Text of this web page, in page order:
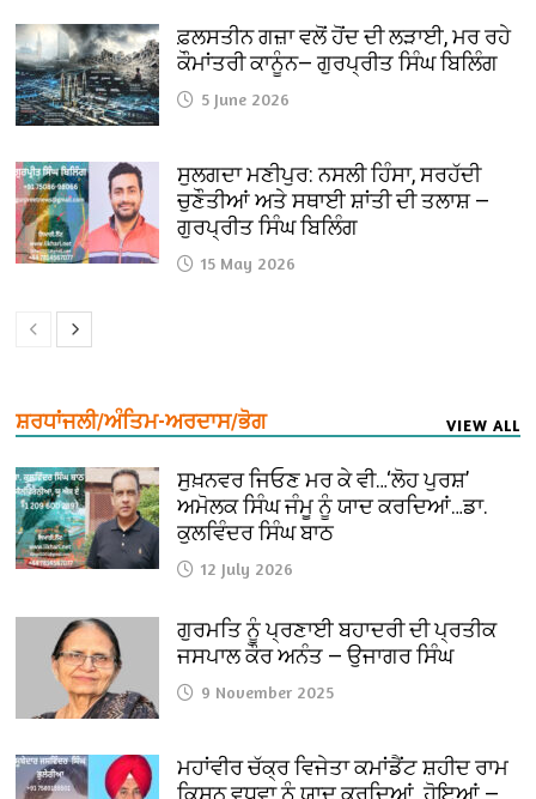
ਫ਼ਲਸਤੀਨ ਗਜ਼ਾ ਵਲੋਂ ਹੋਂਦ ਦੀ ਲੜਾਈ, ਮਰ ਰਹੇ
ਕੌਮਾਂਤਰੀ ਕਾਨੂੰਨ— ਗੁਰਪ੍ਰੀਤ ਸਿੰਘ ਬਿਲਿੰਗ
5 June 2026
ਸੁਲਗਦਾ ਮਣੀਪੁਰ: ਨਸਲੀ ਹਿੰਸਾ, ਸਰਹੱਦੀ
ਚੁਣੌਤੀਆਂ ਅਤੇ ਸਥਾਈ ਸ਼ਾਂਤੀ ਦੀ ਤਲਾਸ਼ —
ਗੁਰਪ੍ਰੀਤ ਸਿੰਘ ਬਿਲਿੰਗ
15 May 2026
ਸ਼ਰਧਾਂਜਲੀ/ਅੰਤਿਮ-ਅਰਦਾਸ/ਭੋਗ VIEW ALL
ਸੁਖ਼ਨਵਰ ਜਿਓਣ ਮਰ ਕੇ ਵੀ…‘ਲੋਹ ਪੁਰਸ਼’
ਅਮੋਲਕ ਸਿੰਘ ਜੰਮੂ ਨੂੰ ਯਾਦ ਕਰਦਿਆਂ…ਡਾ.
ਕੁਲਵਿੰਦਰ ਸਿੰਘ ਬਾਠ
12 July 2026
ਗੁਰਮਤਿ ਨੂੰ ਪ੍ਰਣਾਈ ਬਹਾਦਰੀ ਦੀ ਪ੍ਰਤੀਕ
ਜਸਪਾਲ ਕੌਰ ਅਨੰਤ — ਉਜਾਗਰ ਸਿੰਘ
9 November 2025
ਮਹਾਂਵੀਰ ਚੱਕ੍ਰ ਵਿਜੇਤਾ ਕਮਾਂਡੈਂਟ ਸ਼ਹੀਦ ਰਾਮ
ਕਿਸ਼ਨ ਵਧਵਾ ਨੂੰ ਯਾਦ ਕਰਦਿਆਂ ਹੋਇਆਂ —